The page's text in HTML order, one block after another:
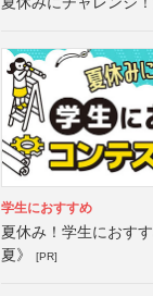
学生におすすめ
夏休み！学生におす
夏》
[PR]